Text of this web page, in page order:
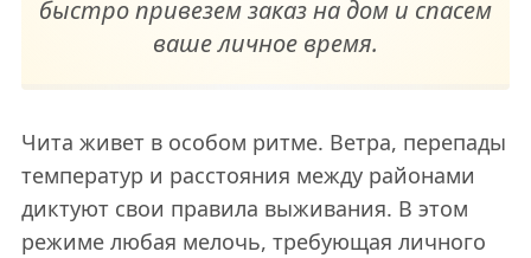
быстро привезем заказ на дом и спасем
ваше личное время.
Чита живет в особом ритме. Ветра, перепады
температур и расстояния между районами
диктуют свои правила выживания. В этом
режиме любая мелочь, требующая личного